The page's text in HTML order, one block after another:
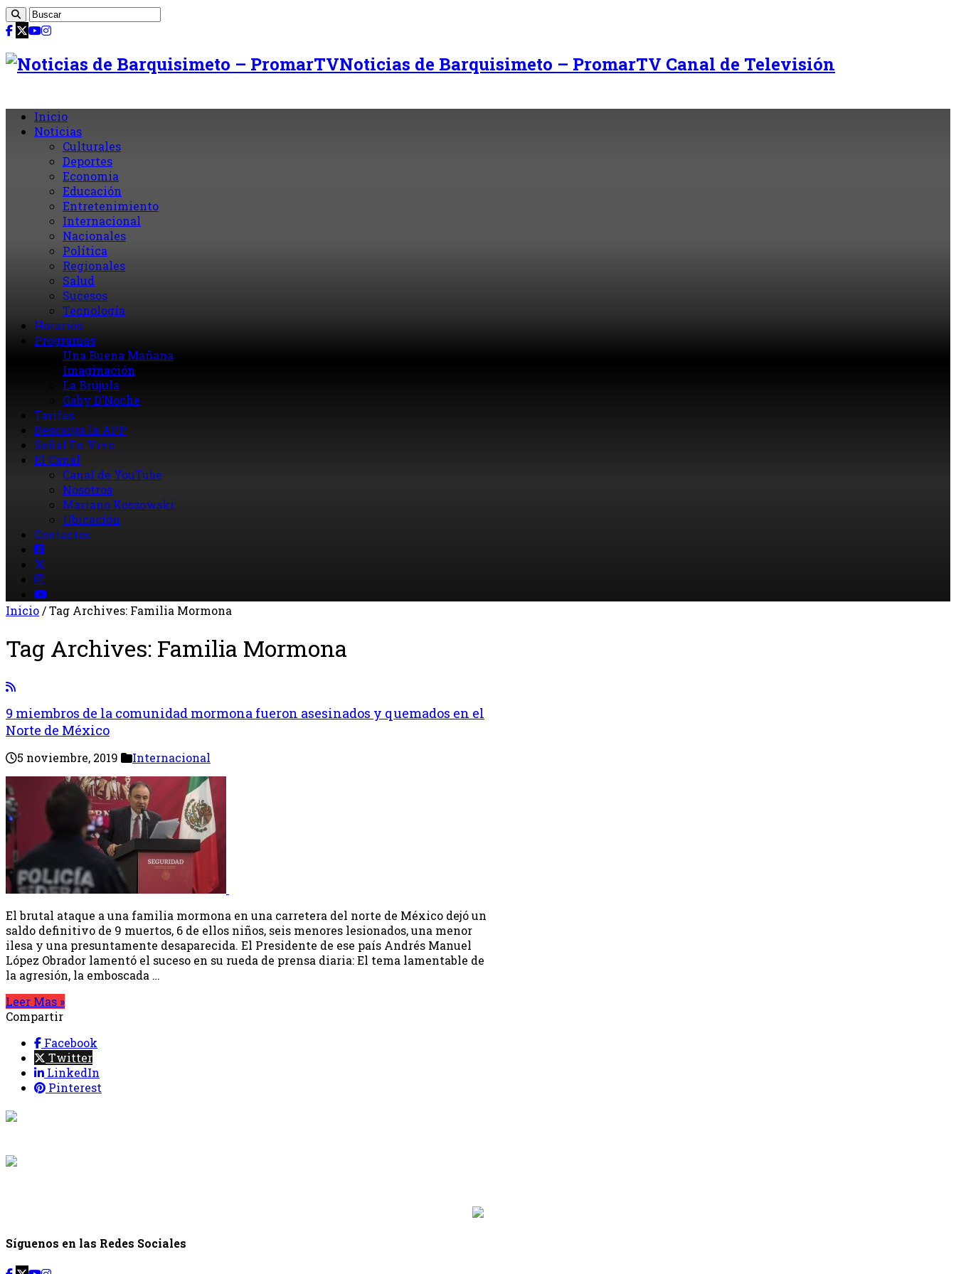
Noticias de Barquisimeto – PromarTV Canal de Televisión
Inicio
Noticias
Culturales
Deportes
Economia
Educación
Entretenimiento
Internacional
Nacionales
Política
Regionales
Salud
Sucesos
Tecnología
Horarios
Programas
Una Buena Mañana
Imaginación
La Brújula
Gaby D’Noche
Tarifas
Descarga la APP
Señal En Vivo
El Canal
Canal de YouTube
Nosotros
Mariano Kossowski
Ubicación
Contactos
Inicio/Tag Archives: Familia Mormona
Tag Archives: Familia Mormona
9 miembros de la comunidad mormona fueron asesinados y quemados en el
Norte de México
5 noviembre, 2019 Internacional
El brutal ataque a una familia mormona en una carretera del norte de México dejó un
saldo definitivo de 9 muertos, 6 de ellos niños, seis menores lesionados, una menor
ilesa y una presuntamente desaparecida. El Presidente de ese país Andrés Manuel
López Obrador lamentó el suceso en su rueda de prensa diaria: El tema lamentable de
la agresión, la emboscada …
Leer Mas »
Compartir
Facebook
Twitter
LinkedIn
Pinterest
Síguenos en las Redes Sociales